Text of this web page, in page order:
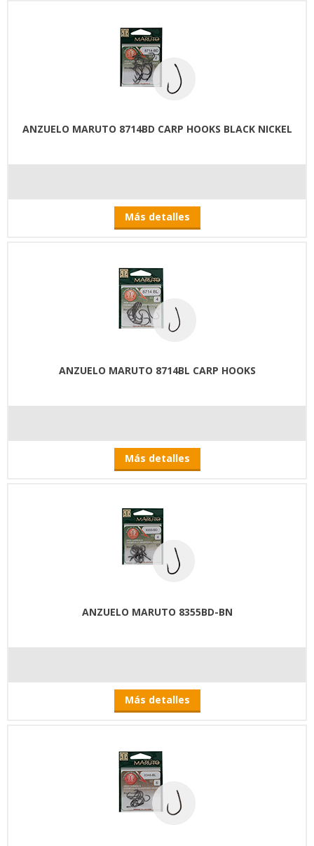
ANZUELO MARUTO 8714BD CARP HOOKS BLACK NICKEL
Más detalles
ANZUELO MARUTO 8714BL CARP HOOKS
Más detalles
ANZUELO MARUTO 8355BD-BN
Más detalles